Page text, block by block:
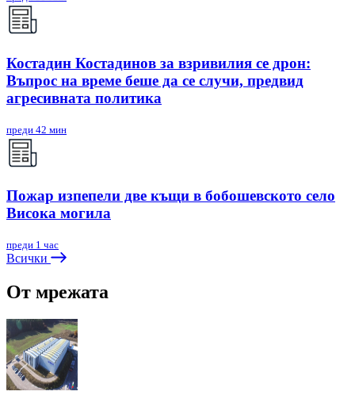
Костадин Костадинов за взривилия се дрон:
Въпрос на време беше да се случи, предвид
агресивната политика
преди 42 мин
Пожар изпепели две къщи в бобошевското село
Висока могила
преди 1 час
Всички
От мрежата